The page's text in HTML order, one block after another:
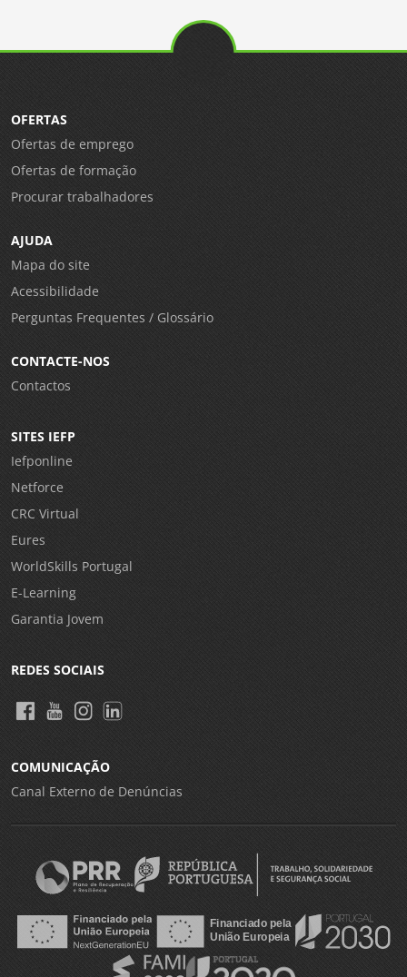
OFERTAS
Ofertas de emprego
Ofertas de formação
Procurar trabalhadores
AJUDA
Mapa do site
Acessibilidade
Perguntas Frequentes / Glossário
CONTACTE-NOS
Contactos
SITES IEFP
Iefponline
Netforce
CRC Virtual
Eures
WorldSkills Portugal
E-Learning
Garantia Jovem
REDES SOCIAIS
COMUNICAÇÃO
Canal Externo de Denúncias